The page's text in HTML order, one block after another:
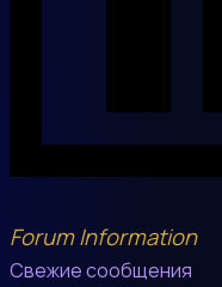
Forum Information
Свежие сообщения